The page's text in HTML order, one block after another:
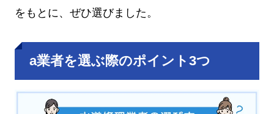
をもとに、ぜひ選びました。
a業者を選ぶ際のポイント3つ